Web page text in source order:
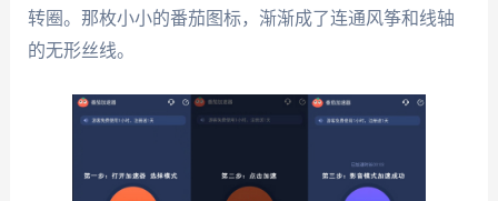
转圈。那枚小小的番茄图标，渐渐成了连通风筝和线轴
的无形丝线。